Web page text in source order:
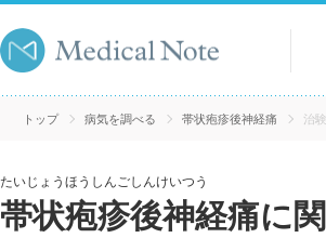
トップ 病気を調べる 帯状疱疹後神経痛 治験
たいじょうほうしんごしんけいつう
帯状疱疹後神経痛に